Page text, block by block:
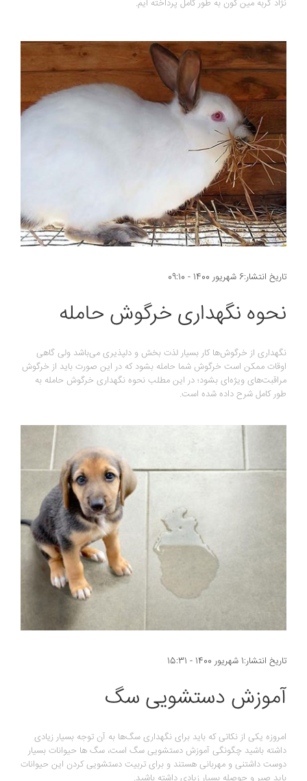
نژاد گربه مین کون به طور کامل پرداخته ایم.
تاریخ انتشار:6 شهریور 1400 - 09:10
نحوه نگهداری خرگوش حامله
نگهداری از خرگوش‌ها کار بسیار لذت بخش و دلپذیری می‌باشد ولی گاهی
اوقات ممکن است خرگوش شما حامله بشود که در این صورت باید از خرگوش
مراقبت‌های ویژه‌ای بشود؛ در این مطلب نحوه نگهداری خرگوش حامله به
طور کامل شرح داده شده است.
تاریخ انتشار:1 شهریور 1400 - 15:31
آموزش دستشویی سگ
امروزه یکی از نکاتی که باید برای نگهداری سگ‌ها به آن توجه بسیار زیادی
داشته باشید چگونگی آموزش دستشویی سگ است، سگ ها حیوانات بسیار
دوست داشتنی و مهربانی هستند و برای تربیت دستشویی کردن این حیوانات